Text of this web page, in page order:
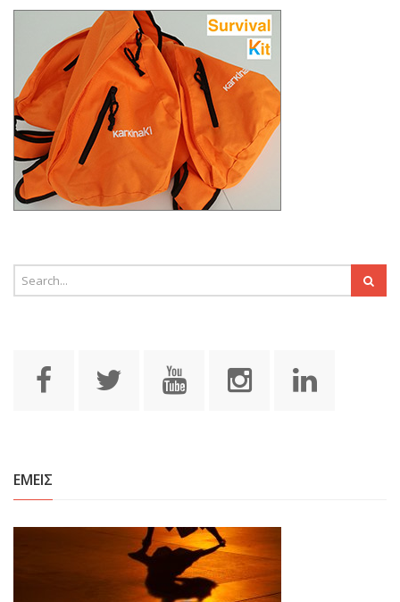
ΕΜΕΙΣ